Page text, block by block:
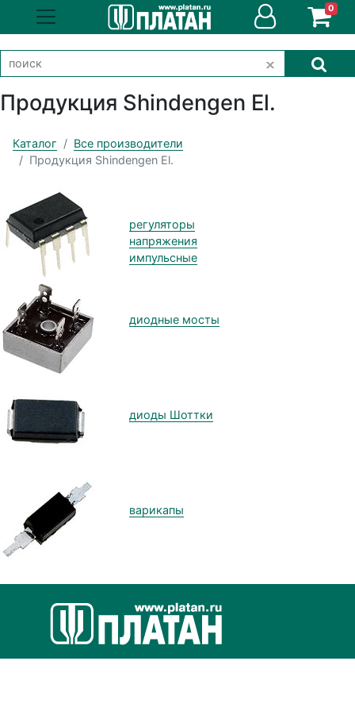
0
Продукция Shindengen El.
Каталог
Все производители
Продукция Shindengen El.
регуляторы
напряжения
импульсные
диодные мосты
диоды Шоттки
варикапы